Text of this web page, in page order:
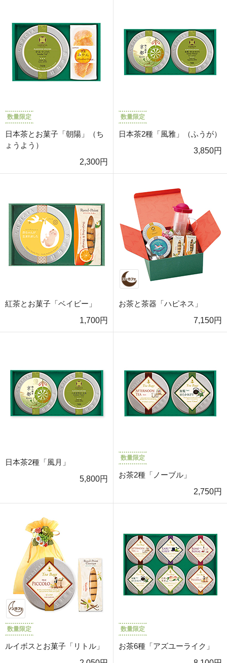
数量限定
日本茶とお菓子「朝陽」（ち
ょうよう）
2,300円
数量限定
日本茶2種「風雅」（ふうが）
3,850円
紅茶とお菓子「ベイビー」
1,700円
お茶と茶器「ハピネス」
7,150円
日本茶2種「風月」
5,800円
数量限定
お茶2種「ノーブル」
2,750円
数量限定
ルイボスとお菓子「リトル」
数量限定
お茶6種「アズユーライク」